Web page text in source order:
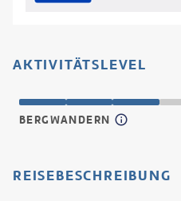
AKTIVITÄTSLEVEL
BERGWANDERN
REISEBESCHREIBUNG